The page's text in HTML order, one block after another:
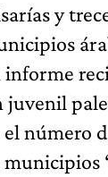
y
informe
juvenil
número
municipios